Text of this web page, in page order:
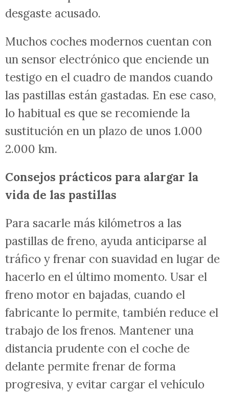
desgaste acusado.
Muchos coches modernos cuentan con
un sensor electrónico que enciende un
testigo en el cuadro de mandos cuando
las pastillas están gastadas. En ese caso,
lo habitual es que se recomiende la
sustitución en un plazo de unos 1.000
2.000 km.
Consejos prácticos para alargar la
vida de las pastillas
Para sacarle más kilómetros a las
pastillas de freno, ayuda anticiparse al
tráfico y frenar con suavidad en lugar de
hacerlo en el último momento. Usar el
freno motor en bajadas, cuando el
fabricante lo permite, también reduce el
trabajo de los frenos. Mantener una
distancia prudente con el coche de
delante permite frenar de forma
progresiva, y evitar cargar el vehículo